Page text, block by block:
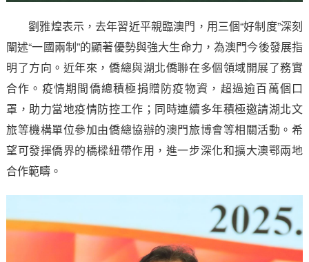
劉雅煌表示，去年習近平親臨澳門，用三個“好制度”深刻
闡述“一國兩制”的顯著優勢與強大生命力，為澳門今後發展指
明了方向。近年來，僑總與湖北僑聯在多個領域開展了務實
合作。疫情期間僑總積極捐贈防疫物資，超過逾百萬個口
罩，助力當地疫情防控工作；同時連續多年積極邀請湖北文
旅等機構單位參加由僑總協辦的澳門旅博會等相關活動。希
望可發揮僑界的橋樑紐帶作用，進一步深化和擴大澳鄂兩地
合作範疇。